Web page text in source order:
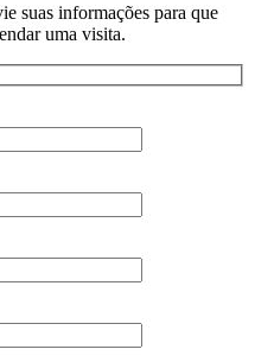
suas informações para que
uma visita.